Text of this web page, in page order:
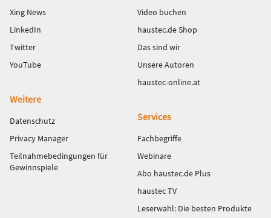
Xing News
LinkedIn
Twitter
YouTube
Video buchen
haustec.de Shop
Das sind wir
Unsere Autoren
haustec-online.at
Weitere
Datenschutz
Privacy Manager
Teilnahmebedingungen für
Gewinnspiele
Services
Fachbegriffe
Webinare
Abo haustec.de Plus
haustec TV
Leserwahl: Die besten Produkte